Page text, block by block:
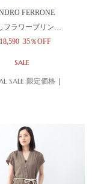
FERRONE
フラワープリン…
35％OFF
SALE
SALE 限定価格 |